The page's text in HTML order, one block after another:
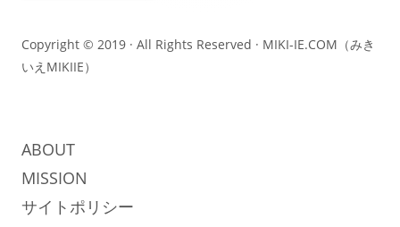
テ
ン
Copyright © 2019 · All Rights Reserved · MIKI-IE.COM（みき
いえMIKIIE）
ABOUT
MISSION
サイトポリシー